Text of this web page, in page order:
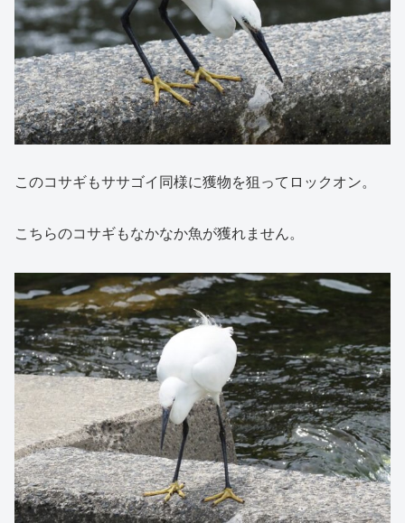
このコサギもササゴイ同様に獲物を狙ってロックオン。
こちらのコサギもなかなか魚が獲れません。